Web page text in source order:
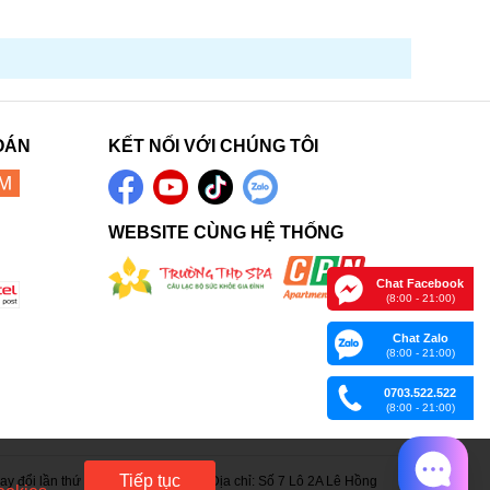
Tiếp tục
KẾT NỐI VỚI CHÚNG TÔI
WEBSITE CÙNG HỆ THỐNG
đổi lần thứ 15 ngày 05/06/2023. Địa chỉ: Số 7 Lô 2A Lê Hồng
Chat Facebook
(8:00 - 21:00)
Chat Zalo
(8:00 - 21:00)
0703.522.522
(8:00 - 21:00)